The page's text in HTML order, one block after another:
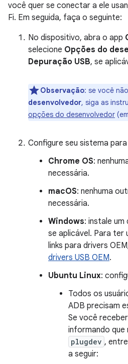
você quer se conectar a ele
Fi. Em seguida, faça o seguinte:
No dispositivo, abra o app
selecione Opções do
Depuração USB, se
Observação: se você
desenvolvedor, siga as
opções do desenvolvedor
Configure seu sistema
Chrome OS:
necessária.
macOS: nenhuma
necessária.
Windows: instale um
se aplicável. Para ter
links para drivers
drivers USB OEM.
Ubuntu Linux:
Todos os
ADB precisam
Se você
informando que
plugdev ,
a seguir: